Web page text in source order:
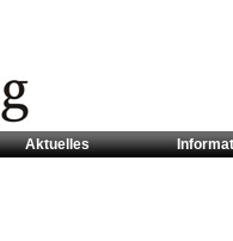
Aktuelles